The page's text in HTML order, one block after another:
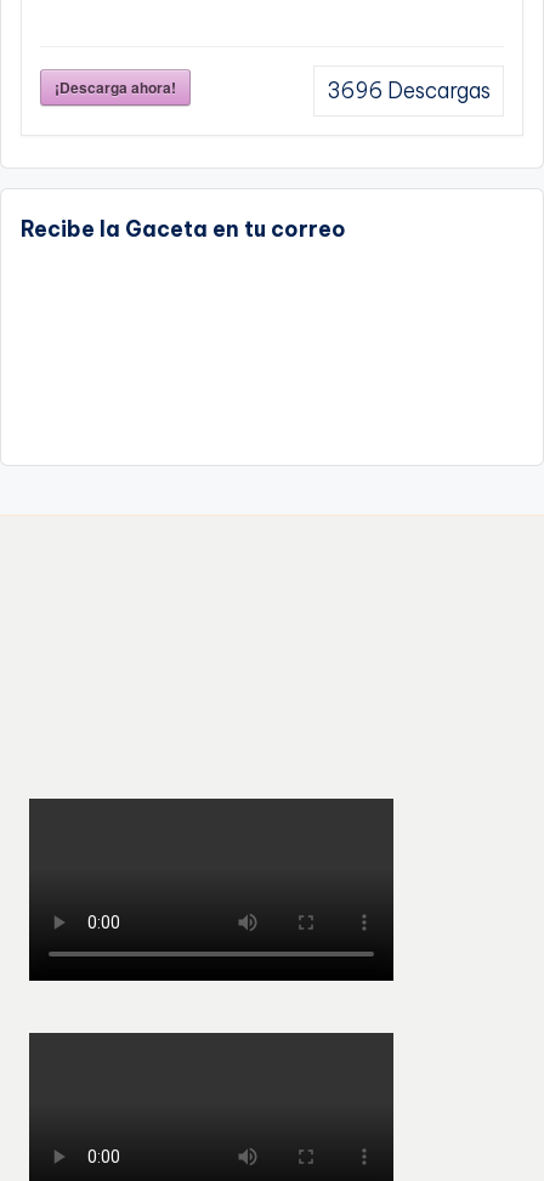
¡Descarga ahora! 3696 Descargas
Recibe la Gaceta en tu correo